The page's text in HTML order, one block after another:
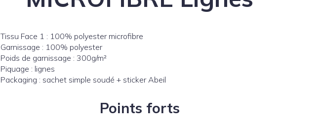
Tissu Face 1 : 100% polyester microfibre
Garnissage : 100% polyester
Poids de garnissage : 300g/m²
Piquage : lignes
Packaging : sachet simple soudé + sticker Abeil
Points forts